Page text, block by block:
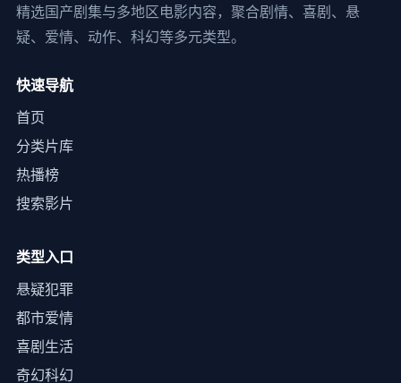
精选国产剧集与多地区电影内容，聚合剧情、喜剧、悬
疑、爱情、动作、科幻等多元类型。
快速导航
首页
分类片库
热播榜
搜索影片
类型入口
悬疑犯罪
都市爱情
喜剧生活
奇幻科幻